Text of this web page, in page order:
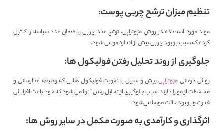
تنظیم میزان ترشح چربی پوست:
مواد مورد استفاده در روش مزوتراپی، ترشح غدد چربی یا همان غدد سباسه را کنترل
کرده که سبب بهبود چربی بیش از اندازه مو می شود.
جلوگیری از روند تحلیل رفتن فولیکولها:
روش درمانی مزوتراپیریش و سبیل با تقویت فولیکول هایی که وظیفه غذارسانی و
محافظت از مو را دارند، سبب جلوگیری از تحلیل رفتن آنها می شود که خود باعث افزایش
قدرت و بهبود حالت موها می‌شود.
اثرگذاری و کارآمدی به صورت مکمل در سایر روش ها: